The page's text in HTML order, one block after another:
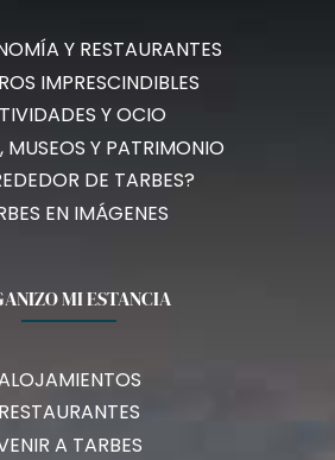
Y RESTAURANTES
IMPRESCINDIBLES
Y OCIO
MUSEOS Y PATRIMONIO
DE TARBES?
EN IMÁGENES
MI ESTANCIA
RESTAURANTES
A TARBES